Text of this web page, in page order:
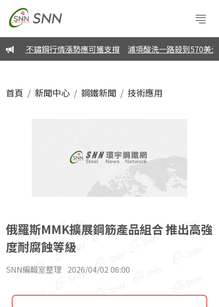
價 不鏽鋼行情漲勢應可獲支撐 浦項酸洗一路殺到570美元
首頁 新聞中心 鋼鐵新聞 技術應用
俄羅斯MMK擴展鋼筋產品組合 推出高強
度耐腐蝕等級
SNN編輯室整理 2026/04/02 06:00